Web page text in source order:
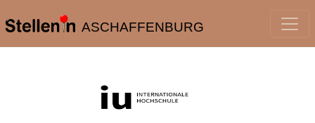
ASCHAFFENBURG